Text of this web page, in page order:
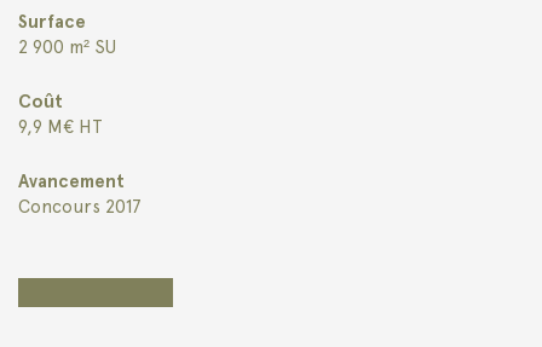
Surface
2 900 m² SU
Coût
9,9 M€ HT
Avancement
Concours 2017